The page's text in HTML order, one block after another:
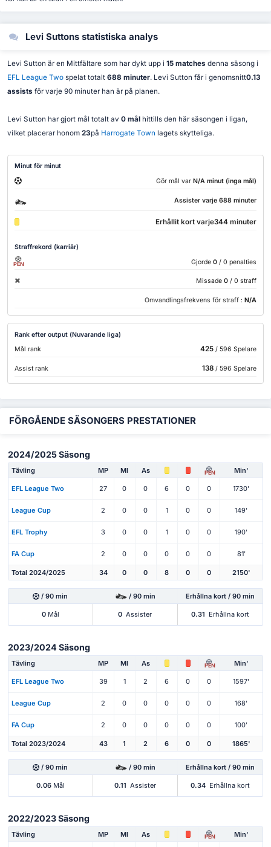
Levi Suttons statistiska analys
Levi Sutton är en Mittfältare som har dykt upp i 15 matches denna säsong i
EFL League Twospelat totalt 688 minuter. Levi Sutton får i genomsnitt0.13
assists för varje 90 minuter han är på planen.
Levi Sutton har gjort mål totalt av 0 mål hittills den här säsongen i ligan,
vilket placerar honom 23på Harrogate Town lagets skytteliga.
Minut för minut
Gör mål var N/A minut (inga mål)
Assister varje 688 minuter
Erhållit kort varje344 minuter
Straffrekord (karriär)
PEN Gjorde 0 / 0 penalties
Missade 0 / 0 straff
Omvandlingsfrekvens för straff : N/A
Rank efter output (Nuvarande liga)
Mål rank
425/ 596 Spelare
Assist rank 138/ 596 Spelare
FÖRGÅENDE SÄSONGERS PRESTATIONER
2024/2025 Säsong
Tävling MP Ml As PEN Min'
EFL League Two 27 0 0 6 0 0 1730'
League Cup 2 0 0 1 0 0 149'
EFL Trophy 3 0 0 1 0 0 190'
FA Cup 2 0 0 0 0 0 81'
Total 2024/2025 34 0 0 8 0 0 2150'
/ 90 min / 90 min Erhållna kort / 90 min
0Mål 0 Assister 0.31 Erhållna kort
2023/2024 Säsong
Tävling MP Ml As PEN Min'
EFL League Two 39 1 2 6 0 0 1597'
League Cup 2 0 0 0 0 0 168'
FA Cup 2 0 0 0 0 0 100'
Total 2023/2024 43 1 2 6 0 0 1865'
/ 90 min / 90 min Erhållna kort / 90 min
0.06Mål 0.11 Assister 0.34 Erhållna kort
2022/2023 Säsong
Tävling MP Ml As PEN Min'